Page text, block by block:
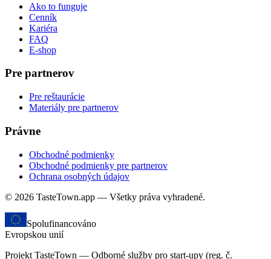
Ako to funguje
Cenník
Kariéra
FAQ
E-shop
Pre partnerov
Pre reštaurácie
Materiály pre partnerov
Právne
Obchodné podmienky
Obchodné podmienky pre partnerov
Ochrana osobných údajov
© 2026 TasteTown.app — Všetky práva vyhradené.
Spolufinancováno
Evropskou unií
Projekt TasteTown — Odborné služby pro start-upy (reg. č.